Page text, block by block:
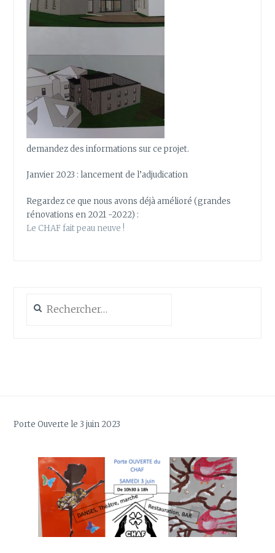
demandez des informations sur ce projet.
Janvier 2023 : lancement de l’adjudication
Regardez ce que nous avons déjà amélioré (grandes
rénovations en 2021 -2022) :
Le CHAF fait peau neuve !
Porte Ouverte le 3 juin 2023